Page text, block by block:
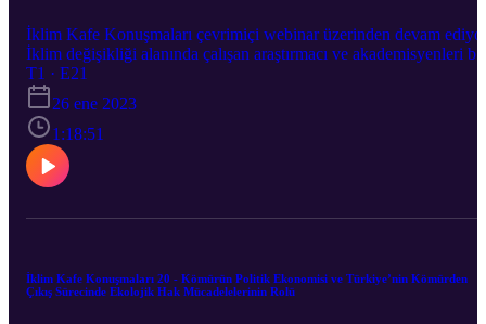
İklim Kafe Konuşmaları çevrimiçi webinar üzerinden devam
İklim değişikliği alanında çalışan araştırmacı ve akademisyenleri bir
araya getirdiğimiz İklim Kafe Konuşmaları’nın yirmibirincisi
Kriziyle Mücadelede Çevreye Duyarlı Teknolojilerin Kullanımı ve
Transferi" 26 Ekim'de Ümit Şahin’in moderatörlüğünde Ezgi
Ediboğlu Sakowsky ile gerçekleşti.
T1 · E21
26 ene 2023
1:18:51
İklim Kafe Konuşmaları 20 - Kömürün Politik Ekonomisi ve Türkiye’nin Kömürden
Çıkış Sürecinde Ekolojik Hak Mücadelelerinin Rolü